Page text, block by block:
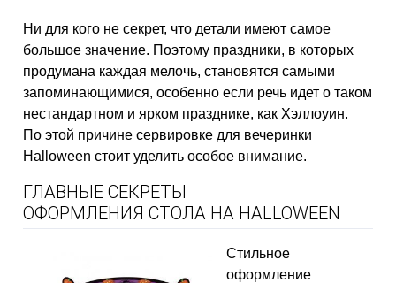
Ни для кого не секрет, что детали имеют самое
большое значение. Поэтому праздники, в которых
продумана каждая мелочь, становятся самыми
запоминающимися, особенно если речь идет о таком
нестандартном и ярком празднике, как Хэллоуин.
По этой причине сервировке для вечеринки
Halloween стоит уделить особое внимание.
ГЛАВНЫЕ СЕКРЕТЫ
ОФОРМЛЕНИЯ СТОЛА НА HALLOWEEN
Стильное
оформление